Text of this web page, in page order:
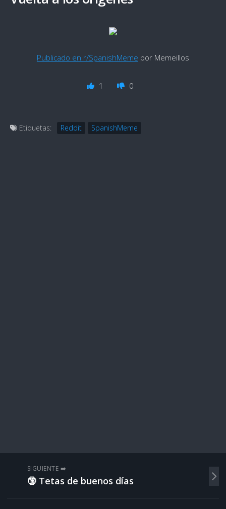
Publicado en r/SpanishMeme por Memeillos
1 0
Etiquetas: Reddit SpanishMeme
SIGUIENTE ➡️
🔞 Tetas de buenos días